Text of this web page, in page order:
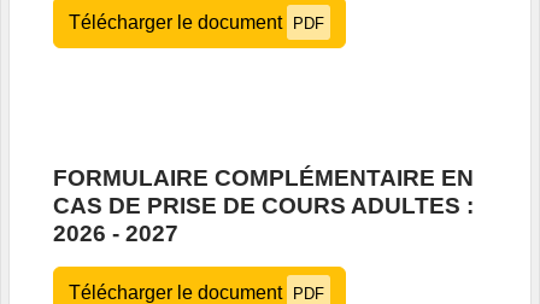
Télécharger le document PDF
FORMULAIRE COMPLÉMENTAIRE EN
CAS DE PRISE DE COURS ADULTES :
2026 - 2027
Télécharger le document PDF